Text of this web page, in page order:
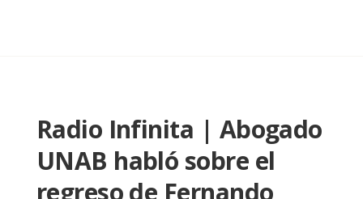
Radio Infinita | Abogado
UNAB habló sobre el
regreso de Fernando